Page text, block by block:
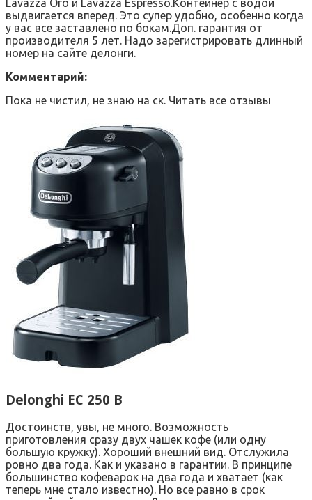
Lavazza Oro и Lavazza Espresso.Контейнер с водой
выдвигается вперед. Это супер удобно, особенно когда
у вас все заставлено по бокам.Доп. гарантия от
производителя 5 лет. Надо зарегистрировать длинный
номер на сайте делонги.
Комментарий:
Пока не чистил, не знаю на ск. Читать все отзывы
Delonghi EC 250 B
Достоинств, увы, не много. Возможность
приготовления сразу двух чашек кофе (или одну
большую кружку). Хороший внешний вид. Отслужила
ровно два года. Как и указано в гарантии. В принципе
большинство кофеварок на два года и хватает (как
теперь мне стало известно). Но все равно в срок